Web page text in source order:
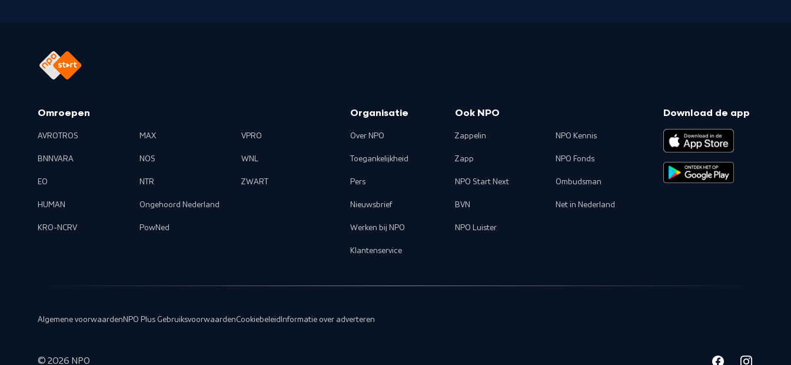
Omroepen
AVROTROS
BNNVARA
EO
HUMAN
KRO-NCRV
MAX
NOS
NTR
Ongehoord Nederland
PowNed
VPRO
WNL
ZWART
Organisatie
Over NPO
Toegankelijkheid
Pers
Nieuwsbrief
Werken bij NPO
Klantenservice
Ook NPO
Zappelin
Zapp
NPO Start Next
BVN
NPO Luister
NPO Kennis
NPO Fonds
Ombudsman
Net in Nederland
Download de app
Algemene voorwaarden NPO Plus GebruiksvoorwaardenCookiebeleid Informatie over adverteren
© 2026 NPO